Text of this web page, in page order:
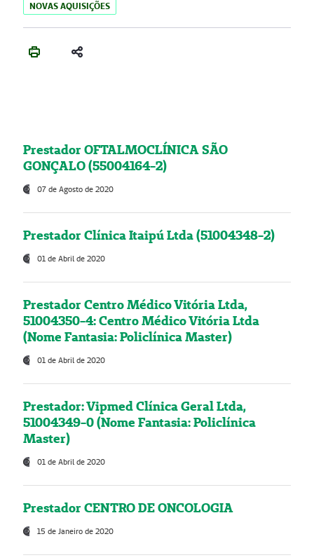
NOVAS AQUISIÇÕES
Prestador OFTALMOCLÍNICA SÃO
GONÇALO (55004164-2)
07 de Agosto de 2020
Prestador Clínica Itaipú Ltda (51004348-2)
01 de Abril de 2020
Prestador Centro Médico Vitória Ltda,
51004350-4: Centro Médico Vitória Ltda
(Nome Fantasia: Policlínica Master)
01 de Abril de 2020
Prestador: Vipmed Clínica Geral Ltda,
51004349-0 (Nome Fantasia: Policlínica
Master)
01 de Abril de 2020
Prestador CENTRO DE ONCOLOGIA
15 de Janeiro de 2020